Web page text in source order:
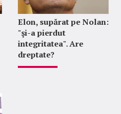
Elon, supărat pe Nolan:
"şi-a pierdut
integritatea". Are
dreptate?